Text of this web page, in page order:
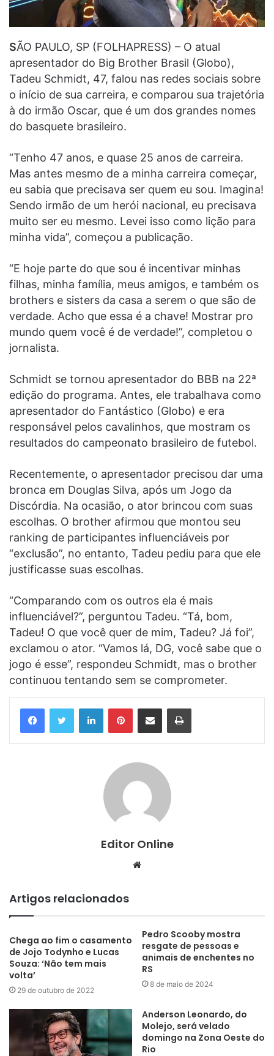
SÃO PAULO, SP (FOLHAPRESS) – O atual
apresentador do Big Brother Brasil (Globo),
Tadeu Schmidt, 47, falou nas redes sociais sobre
o início de sua carreira, e comparou sua trajetória
à do irmão Oscar, que é um dos grandes nomes
do basquete brasileiro.
“Tenho 47 anos, e quase 25 anos de carreira.
Mas antes mesmo de a minha carreira começar,
eu sabia que precisava ser quem eu sou. Imagina!
Sendo irmão de um herói nacional, eu precisava
muito ser eu mesmo. Levei isso como lição para
minha vida”, começou a publicação.
“E hoje parte do que sou é incentivar minhas
filhas, minha família, meus amigos, e também os
brothers e sisters da casa a serem o que são de
verdade. Acho que essa é a chave! Mostrar pro
mundo quem você é de verdade!”, completou o
jornalista.
Schmidt se tornou apresentador do BBB na 22ª
edição do programa. Antes, ele trabalhava como
apresentador do Fantástico (Globo) e era
responsável pelos cavalinhos, que mostram os
resultados do campeonato brasileiro de futebol.
Recentemente, o apresentador precisou dar uma
bronca em Douglas Silva, após um Jogo da
Discórdia. Na ocasião, o ator brincou com suas
escolhas. O brother afirmou que montou seu
ranking de participantes influenciáveis por
“exclusão”, no entanto, Tadeu pediu para que ele
justificasse suas escolhas.
“Comparando com os outros ela é mais
influenciável?”, perguntou Tadeu. “Tá, bom,
Tadeu! O que você quer de mim, Tadeu? Já foi”,
exclamou o ator. “Vamos lá, DG, você sabe que o
jogo é esse”, respondeu Schmidt, mas o brother
continuou tentando sem se comprometer.
LinkedinPinterestCompartilhar via e-mail Imprimir
Editor Online
Website
Artigos relacionados
Chega ao fim o casamento
de Jojo Todynho e Lucas
Souza: ‘Não tem mais
volta’
29 de outubro de 2022
Pedro Scooby mostra
resgate de pessoas e
animais de enchentes no
RS
8 de maio de 2024
Anderson Leonardo, do
Molejo, será velado
domingo na Zona Oeste do
Rio